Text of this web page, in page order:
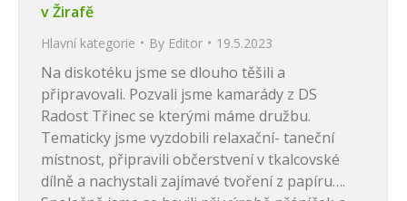
v Žirafě
Hlavní kategorie By Editor 19.5.2023
Na diskotéku jsme se dlouho těšili a
připravovali. Pozvali jsme kamarády z DS
Radost Třinec se kterými máme družbu.
Tematicky jsme vyzdobili relaxační- taneční
místnost, připravili občerstvení v tkalcovské
dílně a nachystali zajímavé tvoření z papíru….